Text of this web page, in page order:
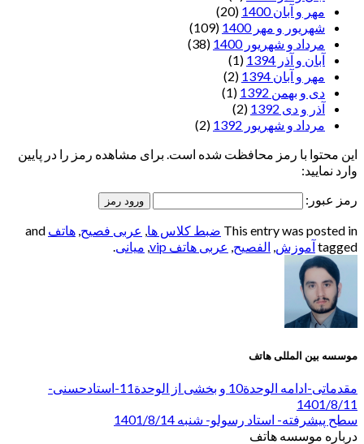
مهر و آبان 1400
(20)
شهریور و مهر 1400
(109)
مرداد و شهریور 1400
(38)
آبان و آذر 1394
(1)
مهر و آبان 1394
(2)
دی و بهمن 1392
(1)
آذر و دی 1392
(2)
مرداد و شهریور 1392
(2)
این محتوا با رمز محافظت شده است. برای مشاهده رمز را در پایین
وارد نمایید:
رمز عبور:
This entry was posted in ضبط کلاس ها, عربی فصیح, هاتف and
tagged آموزش, الفصيح, عربی هاتف vip , میانی.
موسسه بین المللی هاتف
مقدماتی-ادامه الوحدة10 و بخشی از الوحدة11-استادحسنی-
1401/8/11
سطح پیشرفته- استاد رسولو- شنبه 1401/8/14
درباره موسسه هاتف